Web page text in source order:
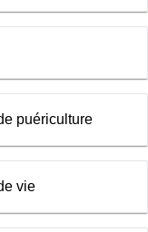
puériculture
vie